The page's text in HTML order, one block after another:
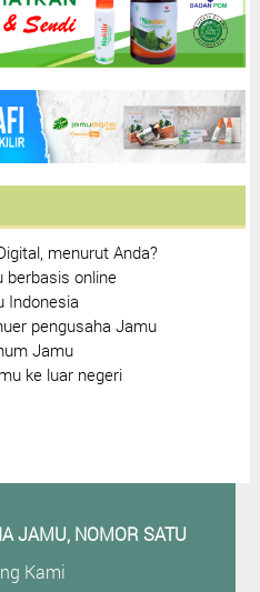
menurut Anda?
berbasis online
Indonesia
pengusaha Jamu
Jamu
ke luar negeri
JAMU, NOMOR SATU
Kami